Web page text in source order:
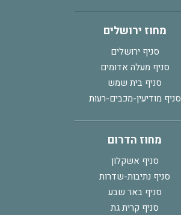
מחוז ירושלים
סניף ירושלים
סניף מעלה אדומים
סניף בית שמש
סניף מודיעין-מכבים-רעות
מחוז הדרום
סניף אשקלון
סניף נתיבות-שדרות
סניף באר שבע
סניף קרית גת